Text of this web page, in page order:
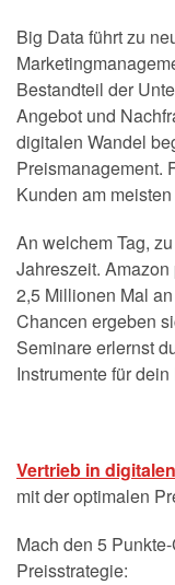
Big Data führt zu
Bestandteil der
Angebot und
digitalen Wandel
Preismanagement.
Kunden am
An welchem Tag,
Jahreszeit.
2,5 Millionen Mal
Chancen ergeben
Seminare erlernst
Instrumente für
Vertrieb in
mit der optimalen
Mach den 5
Preisstrategie: